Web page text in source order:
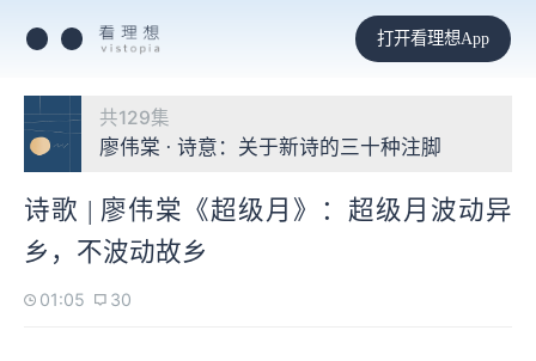
打开看理想App
共129集
廖伟棠 · 诗意：关于新诗的三十种注脚
诗歌 | 廖伟棠《超级月》：超级月波动异
乡，不波动故乡
01:05 30